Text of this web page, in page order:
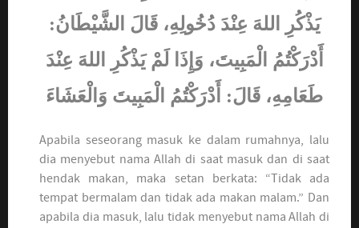
يَذْكُرِ اللهَ عِنْدَ دُخُولِهِ، قَالَ الشَّيْطَانُ:
أَدْرَكْتُمُ الْمَبِيتَ، وَإِذَا لَمْ يَذْكُرِ اللهَ عِنْدَ
طَعَامِهِ، قَالَ: أَدْرَكْتُمُ الْمَبِيتَ وَالْعَشَاءَ
Apabila seseorang masuk ke dalam rumahnya, lalu
dia menyebut nama Allah di saat masuk dan di saat
hendak makan, maka setan berkata: “Tidak ada
tempat bermalam dan tidak ada makan malam.” Dan
apabila dia masuk, lalu tidak menyebut nama Allah di